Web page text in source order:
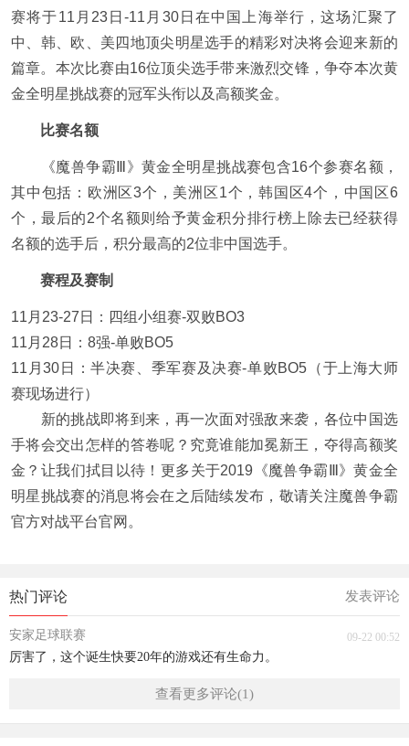
赛将于11月23日-11月30日在中国上海举行，这场汇聚了
中、韩、欧、美四地顶尖明星选手的精彩对决将会迎来新的
篇章。本次比赛由16位顶尖选手带来激烈交锋，争夺本次黄
金全明星挑战赛的冠军头衔以及高额奖金。
比赛名额
《魔兽争霸Ⅲ》黄金全明星挑战赛包含16个参赛名额，
其中包括：欧洲区3个，美洲区1个，韩国区4个，中国区6
个，最后的2个名额则给予黄金积分排行榜上除去已经获得
名额的选手后，积分最高的2位非中国选手。
赛程及赛制
11 月23-27日：四组小组赛-双败BO3
11 月28日：8强-单败BO5
11 月30日：半决赛、季军赛及决赛-单败BO5（于上海大师
赛现场进行）
新的挑战即将到来，再一次面对强敌来袭，各位中国选
手将会交出怎样的答卷呢？究竟谁能加冕新王，夺得高额奖
金？让我们拭目以待！更多关于2019《魔兽争霸Ⅲ》黄金全
明星挑战赛的消息将会在之后陆续发布，敬请关注魔兽争霸
官方对战平台官网。
热门评论 发表评论
安家足球联赛 09-22 00:52
厉害了，这个诞生快要20年的游戏还有生命力。
查看更多评论(1)